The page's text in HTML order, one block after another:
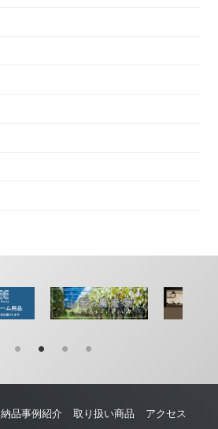
納品事例紹介 取り扱い商品 アクセス